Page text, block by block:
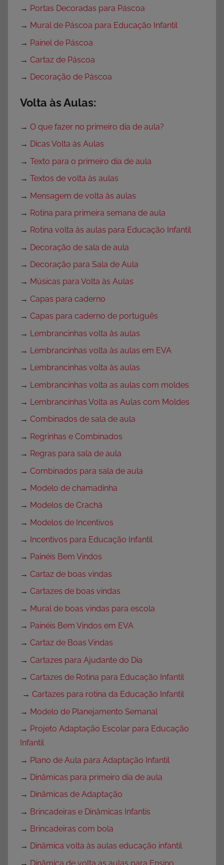
→ Portas Decoradas para Páscoa
→ Mural de Páscoa para Educação Infantil
→ Painel de Páscoa
→ Cartaz de Páscoa
→ Decoração de Páscoa
Volta às Aulas:
→ O que fazer no primeiro dia de aula?
→ Dicas Volta às Aulas
→ Texto para o primeiro dia de aula
→ Textos de volta às aulas
→ Mensagem de volta às aulas
→ Rotina para primeira semana de aula
→ Rotina volta às aulas para Educação Infantil
→ Decoração de sala de aula
→ Decoração para Sala de Aula
→ Músicas para Volta às Aulas
→ Capas para caderno
→ Capas para caderno de português
→ Lembrancinhas volta às aulas
→ Lembrancinhas volta às aulas em EVA
→ Lembrancinhas volta às aulas
→ Lembrancinhas volta as aulas com moldes
→ Lembrancinhas Volta as Aulas com Moldes
→ Combinados de sala de aula
→ Regrinhas e Combinados
→ Regras para sala de aula
→ Combinados para sala de aula
→ Modelo de chamadinha
→ Modelos de Crachá
→ Modelos de Incentivos
→ Incentivos para Educação Infantil
→ Painéis Bem Vindos
→ Cartaz de boas vindas
→ Cartazes de boas vindas
→ Mural de boas vindas para escola
→ Painéis Bem Vindos em EVA
→ Cartaz de Boas Vindas
→ Cartazes para Ajudante do Dia
→ Cartazes de Rotina para Educação Infantil
→ Cartazes para rotina da Educação Infantil
→ Modelo de Planejamento Semanal
→ Projeto Adaptação Escolar para Educação
Infantil
→ Plano de Aula para Adaptação Infantil
→ Dinâmicas para primeiro dia de aula
→ Dinâmicas de Adaptação
→ Brincadeiras e Dinâmicas Infantis
→ Brincadeiras com bola
→ Dinâmica volta às aulas educação infantil